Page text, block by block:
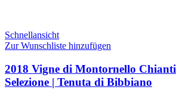
Schnellansicht
Zur Wunschliste hinzufügen
2018 Vigne di Montornello
Selezione | Tenuta di Bibbiano